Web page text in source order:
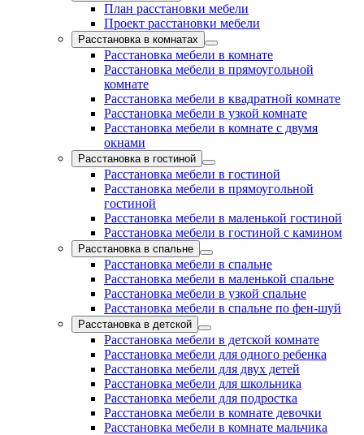
План расстановки мебели
Проект расстановки мебели
Расстановка в комнатах
Расстановка мебели в комнате
Расстановка мебели в прямоугольной
комнате
Расстановка мебели в квадратной комнате
Расстановка мебели в узкой комнате
Расстановка мебели в комнате с двумя
окнами
Расстановка в гостиной
Расстановка мебели в гостиной
Расстановка мебели в прямоугольной
гостиной
Расстановка мебели в маленькой гостиной
Расстановка мебели в гостиной с камином
Расстановка в спальне
Расстановка мебели в спальне
Расстановка мебели в маленькой спальне
Расстановка мебели в узкой спальне
Расстановка мебели в спальне по фен-шуй
Расстановка в детской
Расстановка мебели в детской комнате
Расстановка мебели для одного ребенка
Расстановка мебели для двух детей
Расстановка мебели для школьника
Расстановка мебели для подростка
Расстановка мебели в комнате девочки
Расстановка мебели в комнате мальчика